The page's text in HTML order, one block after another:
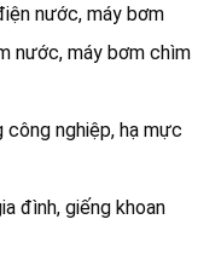
nước, máy bơm
nước, máy bơm chìm
công nghiệp, hạ mực
đình, giếng khoan